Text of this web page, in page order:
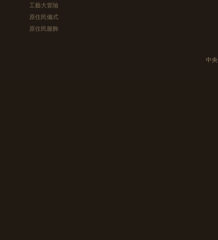
工藝大冒險
原住民儀式
原住民服飾
中